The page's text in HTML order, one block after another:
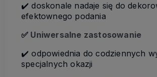
✔️ doskonale nadaje się do
efektownego podania
✅ Uniwersalne zastosowanie
✔️ odpowiednia do codziennych
specjalnych okazji